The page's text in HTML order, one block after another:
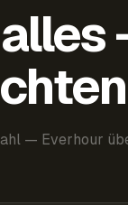
— Everhour